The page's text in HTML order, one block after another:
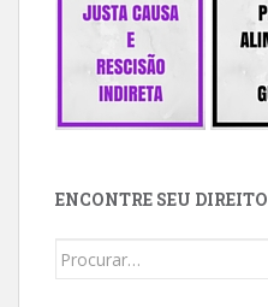
ENCONTRE SEU DIREITO
Buscar: